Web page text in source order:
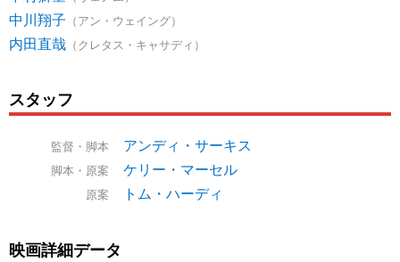
中川翔子 （アン・ウェイング）
内田直哉 （クレタス・キャサディ）
スタッフ
監督・脚本 アンディ・サーキス
脚本・原案 ケリー・マーセル
原案 トム・ハーディ
映画詳細データ